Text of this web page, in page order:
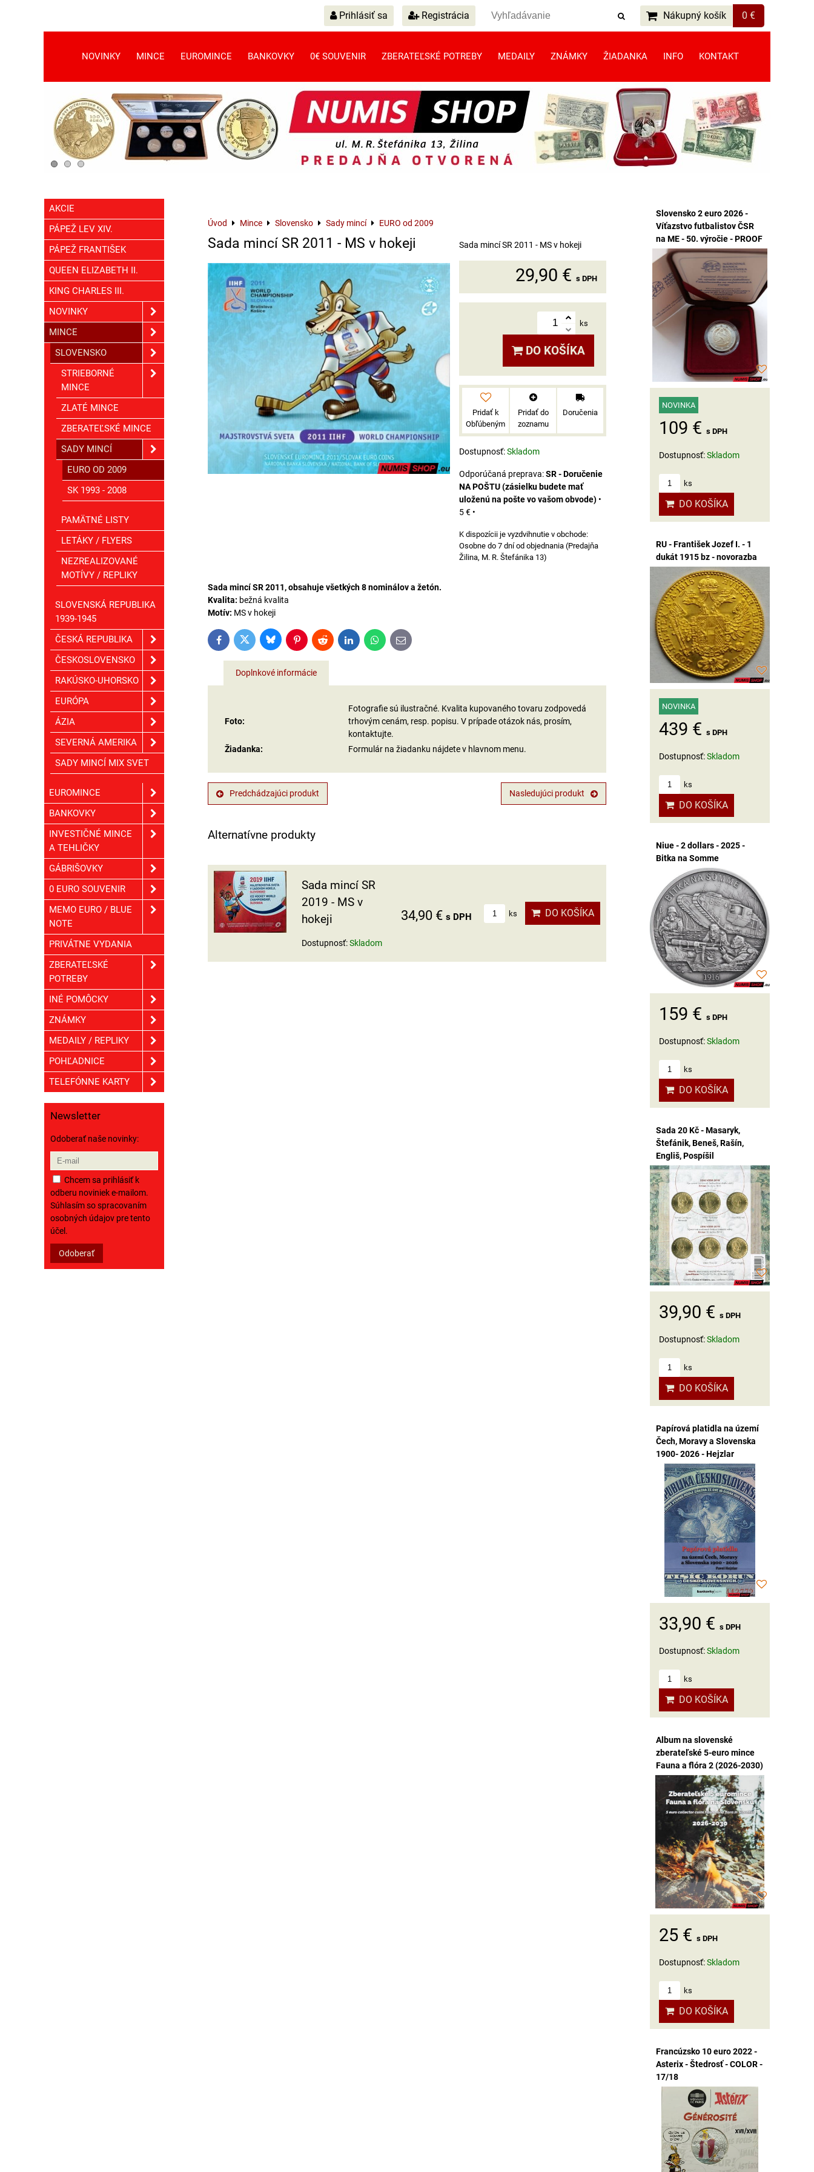
Prihlásiť sa Registrácia Nákupný košík 0 €
NOVINKY MINCE EUROMINCE BANKOVKY 0€ SOUVENIR ZBERATEĽSKÉ POTREBY MEDAILY ZNÁMKY ŽIADANKA INFO KONTAKT
Úvod Mince Slovensko Sady mincí EURO od 2009
Sada mincí SR 2011 - MS v hokeji Sada mincí SR 2011 - MS v hokeji
29,90 € s DPH
ks
DO KOŠÍKA
Pridať k
Obľúbeným
Pridať do
zoznamu
Doručenia
Dostupnosť:Skladom
SR - Doručenie
NA POŠTU (zásielku budete mať
uloženú na pošte vo vašom obvode) •
5 € •
Osobne do 7 dní od objednania (Predajňa
Žilina, M. R. Štefánika 13)
Sada mincí SR 2011, obsahuje všetkých 8 nominálov a žetón.
Kvalita: bežná kvalita
Motív: MS v hokeji
FacebookTwitter BlueskyPinterestReddit LinkedInWhatsApp
E-
mail
Doplnkové informácie
Foto:
Fotografie sú ilustračné. Kvalita kupovaného tovaru zodpovedá
trhovým cenám, resp. popisu. V prípade otázok nás, prosím,
kontaktujte.
Žiadanka:
Formulár na žiadanku nájdete v hlavnom menu.
Predchádzajúci produkt Nasledujúci produkt
Alternatívne produkty
Sada mincí SR
2019 - MS v
hokeji
Dostupnosť:Skladom
34,90 € s DPH ks DO KOŠÍKA
AKCIE
PÁPEŽ LEV XIV.
PÁPEŽ FRANTIŠEK
QUEEN ELIZABETH II.
KING CHARLES III.
NOVINKY
MINCE
SLOVENSKO
STRIEBORNÉ
MINCE
ZLATÉ MINCE
ZBERATEĽSKÉ MINCE
SADY MINCÍ
EURO OD 2009
SK 1993 - 2008
PAMÄTNÉ LISTY
LETÁKY / FLYERS
NEZREALIZOVANÉ
MOTÍVY / REPLIKY
SLOVENSKÁ REPUBLIKA
1939-1945
ČESKÁ REPUBLIKA
ČESKOSLOVENSKO
RAKÚSKO-UHORSKO
EURÓPA
ÁZIA
SEVERNÁ AMERIKA
SADY MINCÍ MIX SVET
EUROMINCE
BANKOVKY
INVESTIČNÉ MINCE
A TEHLIČKY
GÁBRIŠOVKY
0 EURO SOUVENIR
MEMO EURO / BLUE
NOTE
PRIVÁTNE VYDANIA
ZBERATEĽSKÉ
POTREBY
INÉ POMÔCKY
ZNÁMKY
MEDAILY / REPLIKY
POHĽADNICE
TELEFÓNNE KARTY
Newsletter
Odoberať naše novinky:
Chcem sa prihlásiť k
odberu noviniek e-mailom.
Súhlasím so spracovaním
osobných údajov pre tento
účel.
Odoberať
Slovensko 2 euro 2026 -
Víťazstvo futbalistov ČSR
na ME - 50. výročie - PROOF
NOVINKA
109 € s DPH
Dostupnosť:Skladom
ks
DO KOŠÍKA
RU - František Jozef I. - 1
dukát 1915 bz - novorazba
NOVINKA
439 € s DPH
Dostupnosť:Skladom
ks
DO KOŠÍKA
Niue - 2 dollars - 2025 -
Bitka na Somme
159 € s DPH
Dostupnosť:Skladom
ks
DO KOŠÍKA
Sada 20 Kč - Masaryk,
Štefánik, Beneš, Rašín,
Engliš, Pospíšil
39,90 € s DPH
Dostupnosť:Skladom
ks
DO KOŠÍKA
Papírová platidla na území
Čech, Moravy a Slovenska
1900- 2026 - Hejzlar
33,90 € s DPH
Dostupnosť:Skladom
ks
DO KOŠÍKA
Album na slovenské
zberateľské 5-euro mince
Fauna a flóra 2 (2026-2030)
25 € s DPH
Dostupnosť:Skladom
ks
DO KOŠÍKA
Francúzsko 10 euro 2022 -
Asterix - Štedrosť - COLOR -
17/18